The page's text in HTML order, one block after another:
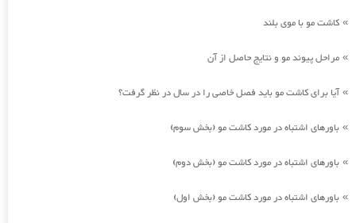
» کاشت مو با موی بلند
» مراحل پیوند مو و نتایج حاصل از آن
»آیا برای کاشت مو باید فصل خاصی را در سال در نظر گرفت؟
» باورهای اشتباه در مورد کاشت مو (بخش سوم)
» باورهای اشتباه در مورد کاشت مو (بخش دوم)
» باورهای اشتباه در مورد کاشت مو (بخش اول)